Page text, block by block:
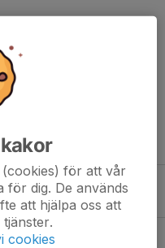
8/8
för att vår
för dig. De används
att hjälpa oss att
cookies